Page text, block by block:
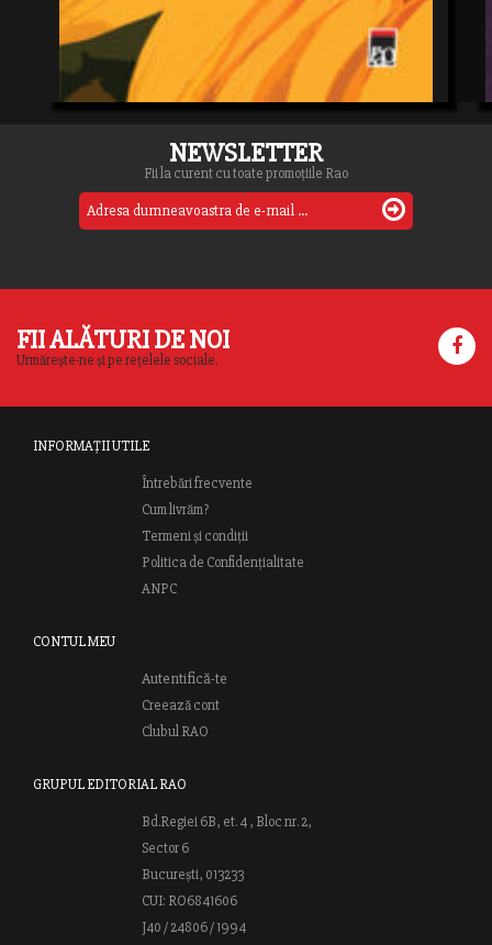
NEWSLETTER
Fii la curent cu toate promoțiile Rao
FII ALĂTURI DE NOI
Urmărește-ne și pe rețelele sociale.
INFORMAȚII UTILE
Întrebări frecvente
Cum livrăm?
Termeni și condiții
Politica de Confidențialitate
ANPC
CONTUL MEU
Autentifică-te
Creează cont
Clubul RAO
GRUPUL EDITORIAL RAO
Bd.Regiei 6B, et. 4 , Bloc nr. 2,
Sector 6
București, 013233
CUI: RO6841606
J40 / 24806 / 1994